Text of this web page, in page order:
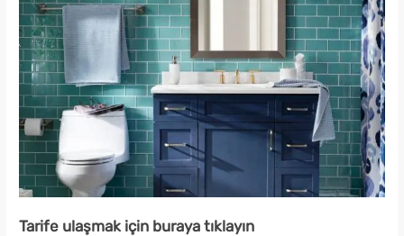
Tarife ulaşmak için buraya tıklayın